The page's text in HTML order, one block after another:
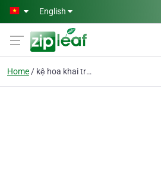
Skip to main content
English
Home kệ hoa khai trương